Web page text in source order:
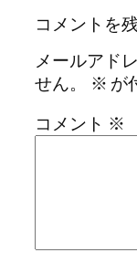
コメントを
メールアド
せん。
※ が
コメント ※